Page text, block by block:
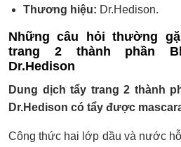
Thương hiệu: Dr.Hedison.
Những câu hỏi thường
trang 2 thành phần
Dr.Hedison
Dung dịch tẩy trang 2 thành
Dr.Hedison có tẩy được
Công thức hai lớp dầu và nước